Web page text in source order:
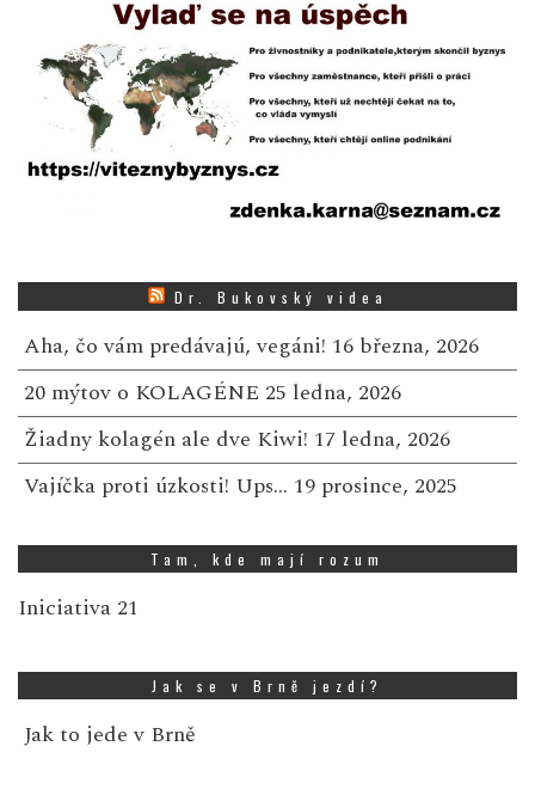
Dr. Bukovský videa
Aha, čo vám predávajú, vegáni! 16 března, 2026
20 mýtov o KOLAGÉNE 25 ledna, 2026
Žiadny kolagén ale dve Kiwi! 17 ledna, 2026
Vajíčka proti úzkosti! Ups… 19 prosince, 2025
Tam, kde mají rozum
Iniciativa 21
Jak se v Brně jezdí?
Jak to jede v Brně